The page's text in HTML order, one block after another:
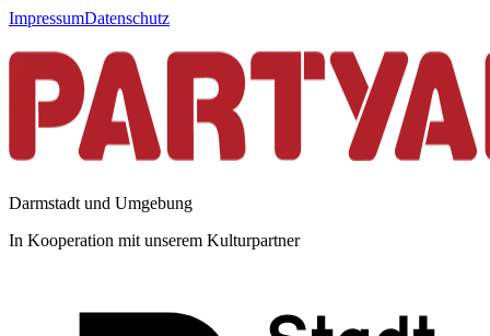
ImpressumDatenschutz
Darmstadt und Umgebung
In Kooperation mit unserem Kulturpartner